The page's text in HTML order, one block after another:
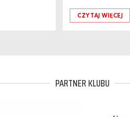
CZYTAJ WIĘCEJ
PARTNER KLUBU